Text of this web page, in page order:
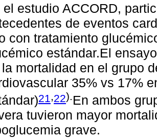
el estudio ACCORD,
de eventos
con tratamiento
estándar.El
mortalidad en el grupo
35% vs 17%
21,22).En ambos
tuvieron mayor
grave.